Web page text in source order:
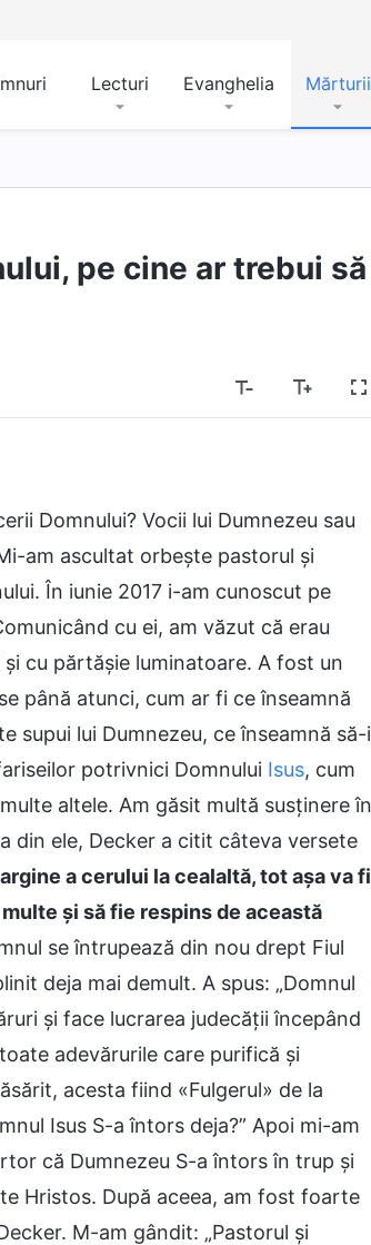
Lecturi Evanghelia Mărturii
pe cine ar trebui să
Domnului? Vocii lui Dumnezeu sau
am ascultat orbește pastorul și
În iunie 2017 i-am cunoscut pe
cu ei, am văzut că erau
cu părtășie luminatoare. A fost un
până atunci, cum ar fi ce înseamnă
supui lui Dumnezeu, ce înseamnă să-i
potrivnici Domnului Isus, cum
altele. Am găsit multă susținere în
din ele, Decker a citit câteva versete
a cerului la cealaltă, tot aşa va fi
şi să fie respins de această
se întrupează din nou drept Fiul
deja mai demult. A spus: „Domnul
și face lucrarea judecății începând
adevărurile care purifică și
acesta fiind «Fulgerul» de la
Isus S-a întors deja?” Apoi mi-am
că Dumnezeu S-a întors în trup și
Hristos. După aceea, am fost foarte
M-am gândit: „Pastorul și